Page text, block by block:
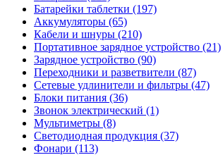
Батарейки таблетки (197)
Аккумуляторы (65)
Кабели и шнуры (210)
Портативное зарядное устройство (21)
Зарядное устройство (90)
Переходники и разветвители (87)
Сетевые удлинители и фильтры (47)
Блоки питания (36)
Звонок электрический (1)
Мультиметры (8)
Светодиодная продукция (37)
Фонари (113)